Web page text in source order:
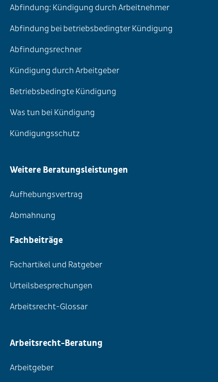
Abfindung: Kündigung durch Arbeitnehmer
Abfindung bei betriebsbedingter Kündigung
Abfindungsrechner
Kündigung durch Arbeitgeber
Betriebsbedingte Kündigung
Was tun bei Kündigung
Kündigungsschutz
Weitere Beratungsleistungen
Aufhebungsvertrag
Abmahnung
Fachbeiträge
Fachartikel und Ratgeber
Urteilsbesprechungen
Arbeitsrecht-Glossar
Arbeitsrecht-Beratung
Arbeitgeber